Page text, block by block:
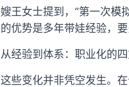
嫂王女士提到，“第一次模
的优势是多年带娃经验，
从经验到体系：职业化的
这些变化并非凭空发生。